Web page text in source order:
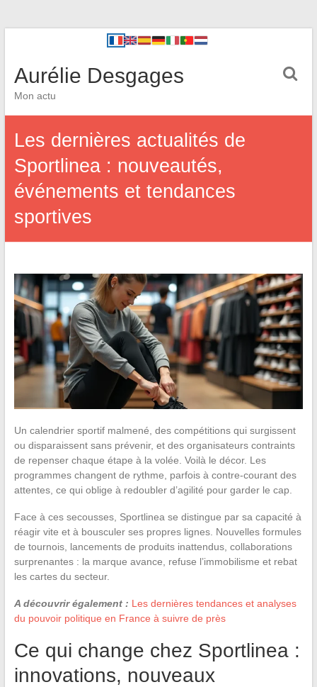
Aurélie Desgages
Mon actu
Les dernières actualités de
Sportlinea : nouveautés,
événements et tendances
sportives
Un calendrier sportif malmené, des compétitions qui surgissent
ou disparaissent sans prévenir, et des organisateurs contraints
de repenser chaque étape à la volée. Voilà le décor. Les
programmes changent de rythme, parfois à contre-courant des
attentes, ce qui oblige à redoubler d’agilité pour garder le cap.
Face à ces secousses, Sportlinea se distingue par sa capacité à
réagir vite et à bousculer ses propres lignes. Nouvelles formules
de tournois, lancements de produits inattendus, collaborations
surprenantes : la marque avance, refuse l’immobilisme et rebat
les cartes du secteur.
A découvrir également : Les dernières tendances et analyses
du pouvoir politique en France à suivre de près
Ce qui change chez Sportlinea :
innovations, nouveaux